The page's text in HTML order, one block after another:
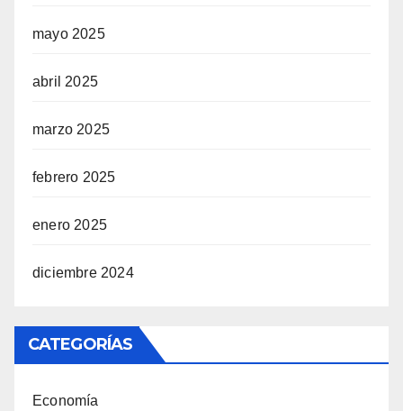
mayo 2025
abril 2025
marzo 2025
febrero 2025
enero 2025
diciembre 2024
CATEGORÍAS
Economía